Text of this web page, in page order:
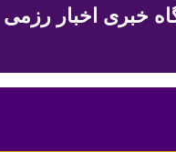
خبری اخبار رزمی